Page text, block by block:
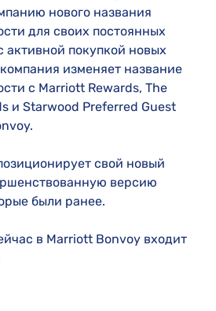
нового названия
для своих постоянных
активной покупкой новых
изменяет название
с Marriott Rewards, The
и Starwood Preferred Guest
свой новый
версию
были ранее.
в Marriott Bonvoy входит